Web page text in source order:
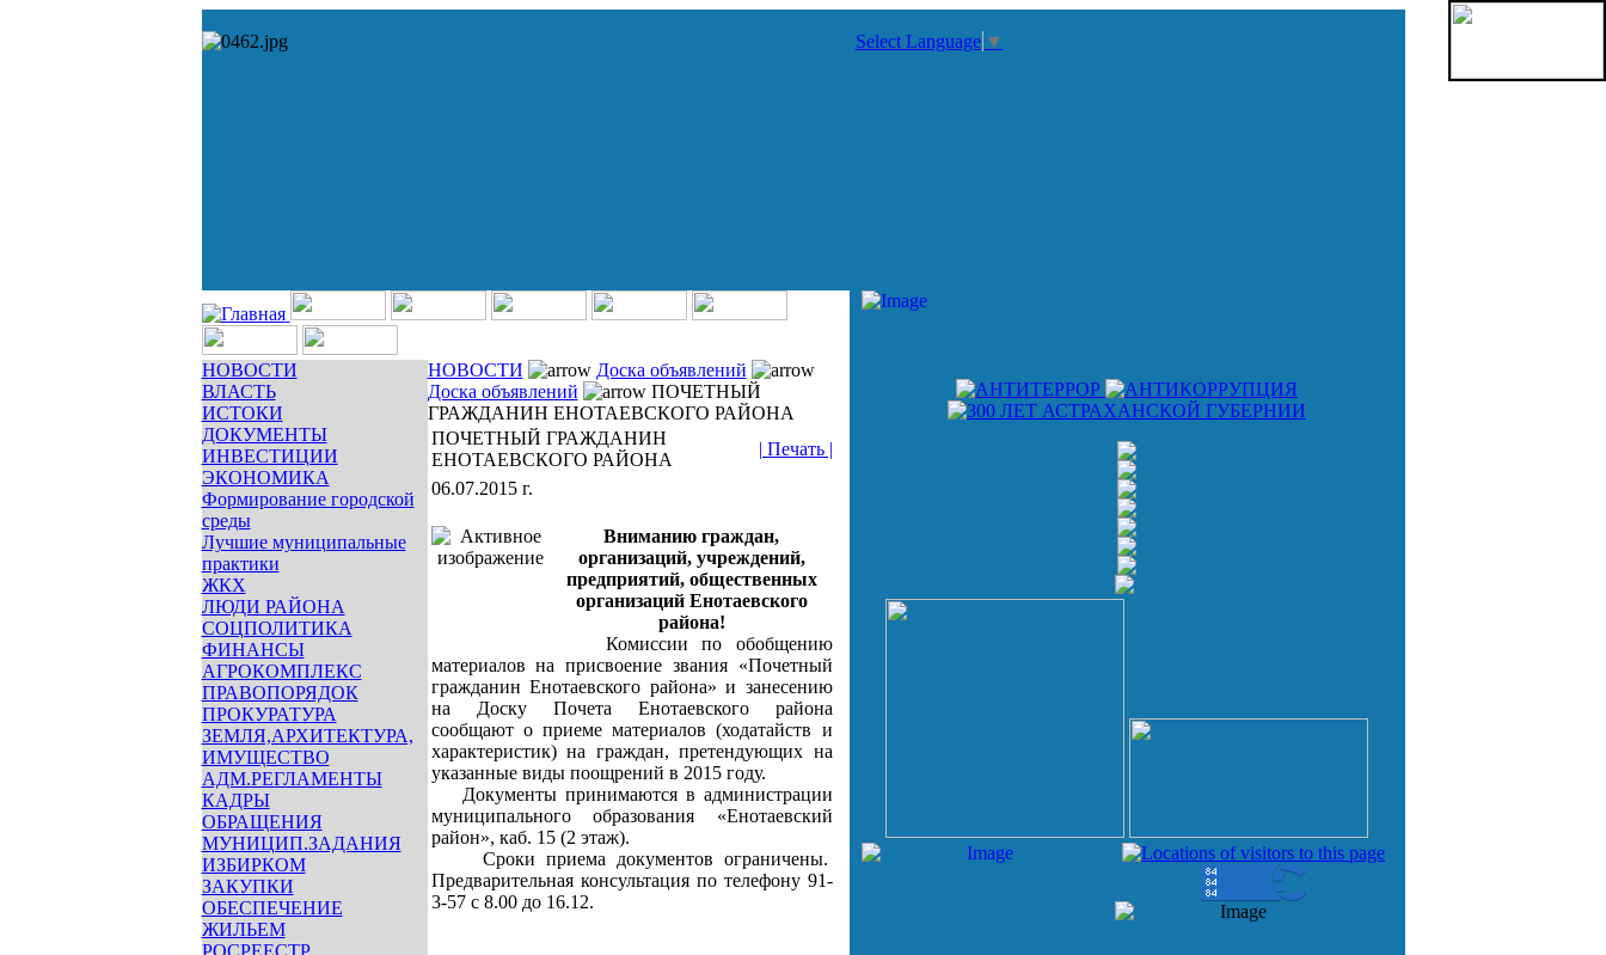
Select Language ▼
НОВОСТИ
ВЛАСТЬ
ИСТОКИ
ДОКУМЕНТЫ
ИНВЕСТИЦИИ
ЭКОНОМИКА
Формирование городской
среды
Лучшие муниципальные
практики
ЖКХ
ЛЮДИ РАЙОНА
СОЦПОЛИТИКА
ФИНАНСЫ
АГРОКОМПЛЕКС
ПРАВОПОРЯДОК
ПРОКУРАТУРА
ЗЕМЛЯ,АРХИТЕКТУРА,
ИМУЩЕСТВО
АДМ.РЕГЛАМЕНТЫ
КАДРЫ
ОБРАЩЕНИЯ
МУНИЦИП.ЗАДАНИЯ
ИЗБИРКОМ
ЗАКУПКИ
ОБЕСПЕЧЕНИЕ
ЖИЛЬЕМ
РОСРЕЕСТР
НОВОСТИ
Доска объявлений
Доска объявлений
ПОЧЕТНЫЙ
ГРАЖДАНИН ЕНОТАЕВСКОГО РАЙОНА
ПОЧЕТНЫЙ ГРАЖДАНИН
ЕНОТАЕВСКОГО РАЙОНА
| Печать |
06.07.2015 г.
Вниманию граждан,
организаций, учреждений,
предприятий, общественных
организаций Енотаевского
района!
Комиссии по обобщению
материалов на присвоение звания «Почетный
гражданин Енотаевского района» и занесению
на Доску Почета Енотаевского района
сообщают о приеме материалов (ходатайств и
характеристик) на граждан, претендующих на
указанные виды поощрений в 2015 году.
Документы принимаются в администрации
муниципального образования «Енотаевский
район», каб. 15 (2 этаж).
Сроки приема документов ограничены.
Предварительная консультация по телефону 91-
3-57 с 8.00 до 16.12.